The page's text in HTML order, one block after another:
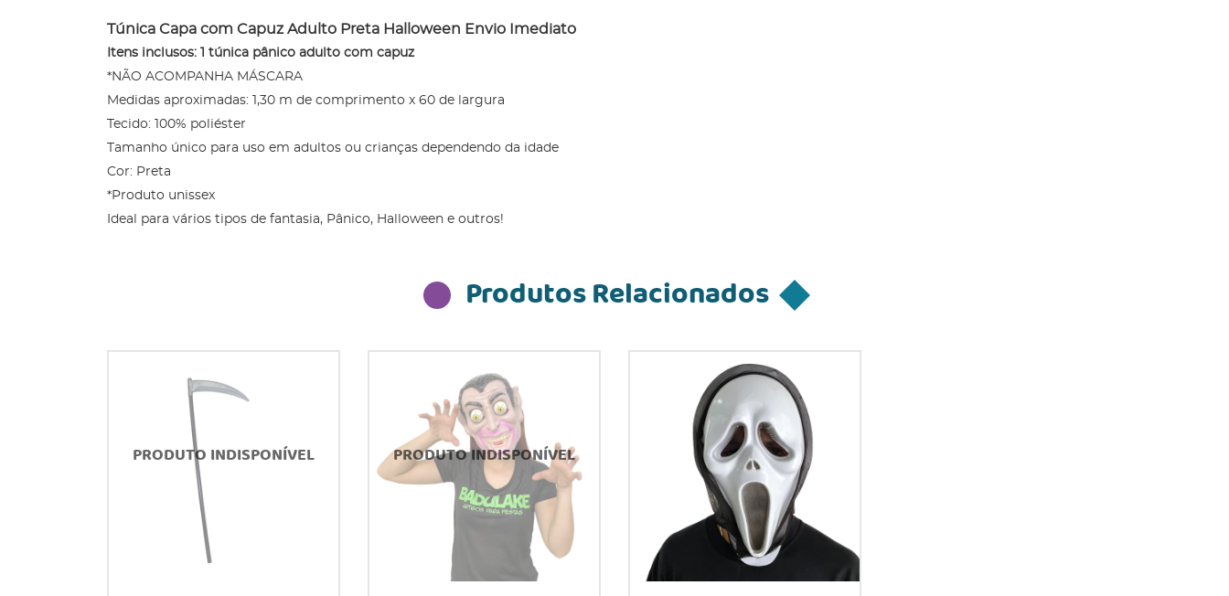
Túnica Capa com Capuz Adulto Preta Halloween Envio Imediato
Itens inclusos: 1 túnica pânico adulto com capuz
*NÃO ACOMPANHA MÁSCARA
Medidas aproximadas: 1,30 m de comprimento x 60 de largura
Tecido: 100% poliéster
Tamanho único para uso em adultos ou crianças dependendo da idade
Cor: Preta
*Produto unissex
Ideal para vários tipos de fantasia, Pânico, Halloween e outros!
Produtos Relacionados